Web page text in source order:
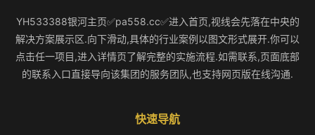
YH533388银河主页✅pa558.cc✅进入首页,视线会先落在中央的
解决方案展示区.向下滑动,具体的行业案例以图文形式展开.你可以
点击任一项目,进入详情页了解完整的实施流程.如需联系,页面底部
的联系入口直接导向该集团的服务团队,也支持网页版在线沟通.
快速导航